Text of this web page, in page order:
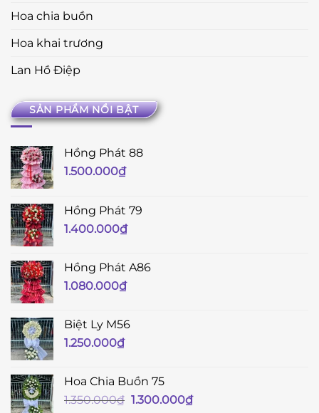
Hoa chia buồn
Hoa khai trương
Lan Hồ Điệp
SẢN PHẨM NỔI BẬT
Hồng Phát 88
1.500.000₫
Hồng Phát 79
1.400.000₫
Hồng Phát A86
1.080.000₫
Biệt Ly M56
1.250.000₫
Hoa Chia Buồn 75
1.350.000₫ Giá
1.300.000₫Giá